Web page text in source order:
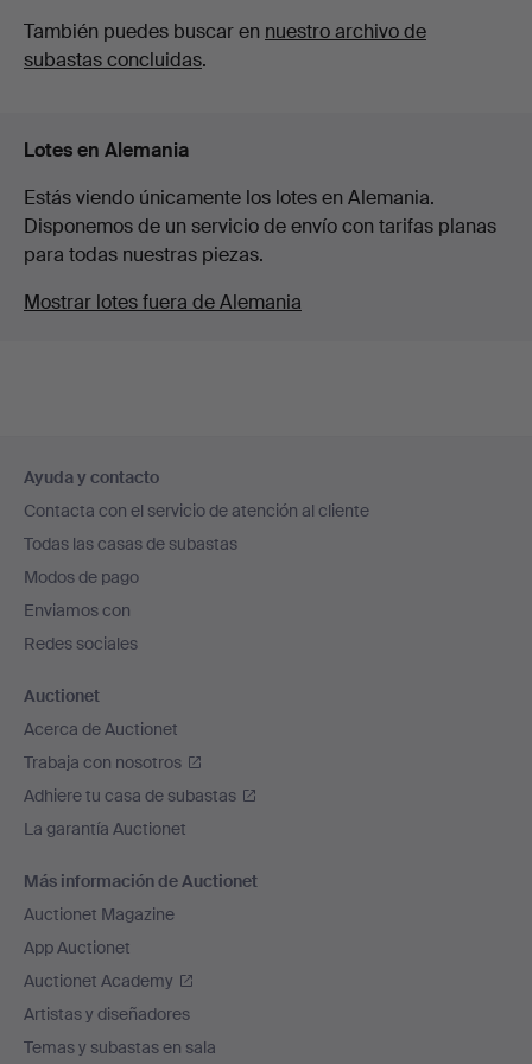
También puedes buscar en nuestro archivo de
subastas concluidas.
Lotes en Alemania
Estás viendo únicamente los lotes en Alemania.
Disponemos de un servicio de envío con tarifas planas
para todas nuestras piezas.
Mostrar lotes fuera de Alemania
en
el
pie
de
página
Ayuda y contacto
Contacta con el servicio de atención al cliente
Todas las casas de subastas
Modos de pago
Enviamos con
Redes sociales
Auctionet
Acerca de Auctionet
Trabaja con nosotros
Adhiere tu casa de subastas
La garantía Auctionet
Más información de Auctionet
Auctionet Magazine
App Auctionet
Auctionet Academy
Artistas y diseñadores
Temas y subastas en sala